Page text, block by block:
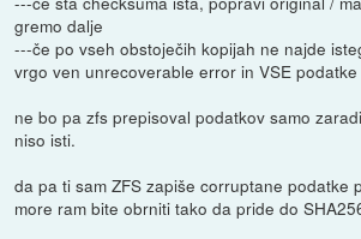
gremo dalje
---če po vseh obstoječih kopijah ne najde
vrgo ven unrecoverable error in VSE
ne bo pa zfs prepisoval podatkov samo
niso isti.
da pa ti sam ZFS zapiše corruptane podatke
more ram bite obrniti tako da pride do